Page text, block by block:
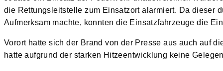
die Rettungsleitstelle zum Einsatzort alarmiert. Da dieser
Aufmerksam machte, konnten die Einsatzfahrzeuge die
Vorort hatte sich der Brand von der Presse aus auch auf
hatte aufgrund der starken Hitzeentwicklung keine